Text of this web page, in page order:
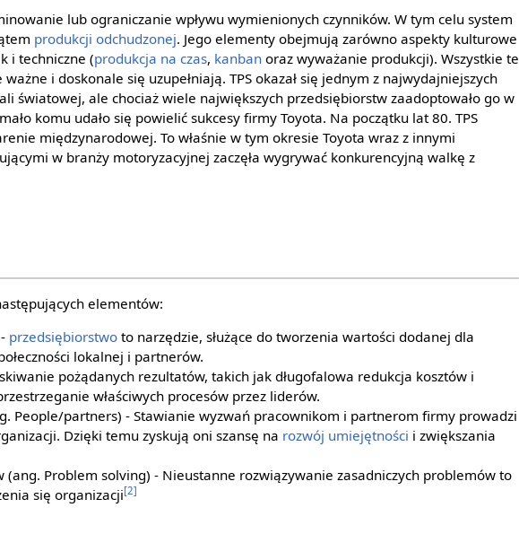
lub ograniczanie wpływu wymienionych czynników. W tym celu system
produkcji odchudzonej. Jego elementy obejmują zarówno aspekty kulturowe
i techniczne (produkcja na czas, kanban oraz wyważanie produkcji). Wszystkie te
i doskonale się uzupełniają. TPS okazał się jednym z najwydajniejszych
światowej, ale chociaż wiele największych przedsiębiorstw zaadoptowało go w
komu udało się powielić sukcesy firmy Toyota. Na początku lat 80. TPS
międzynarodowej. To właśnie w tym okresie Toyota wraz z innymi
w branży motoryzacyjnej zaczęła wygrywać konkurencyjną walkę z
elementów:
przedsiębiorstwoto narzędzie, służące do tworzenia wartości dodanej dla
lokalnej i partnerów.
pożądanych rezultatów, takich jak długofalowa redukcja kosztów i
właściwych procesów przez liderów.
People/partners) - Stawianie wyzwań pracownikom i partnerom firmy prowadzi
Dzięki temu zyskują oni szansę na rozwój umiejętności i zwiększania
(ang. Problem solving) - Nieustanne rozwiązywanie zasadniczych problemów to
się organizacji[2]